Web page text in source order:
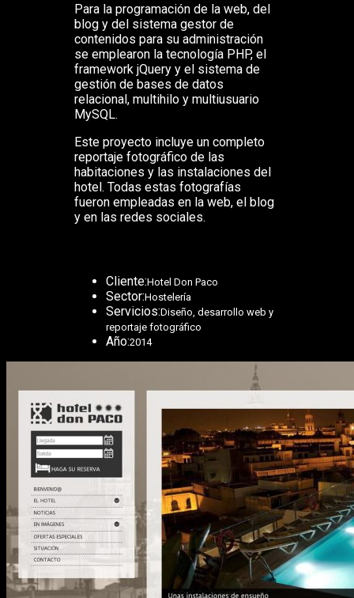
Para la programación de la web, del
blog y del sistema gestor de
contenidos para su administración
se emplearon la tecnología PHP, el
framework jQuery y el sistema de
gestión de bases de datos
relacional, multihilo y multiusuario
MySQL.
Este proyecto incluye un completo
reportaje fotográfico de las
habitaciones y las instalaciones del
hotel. Todas estas fotografías
fueron empleadas en la web, el blog
y en las redes sociales.
Cliente:Hotel Don Paco
Sector:Hostelería
Servicios:Diseño, desarrollo web y
reportaje fotográfico
Año:2014